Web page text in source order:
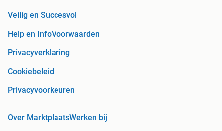
Veilig en Succesvol
Help en InfoVoorwaarden
Privacyverklaring
Cookiebeleid
Privacyvoorkeuren
Over MarktplaatsWerken bij